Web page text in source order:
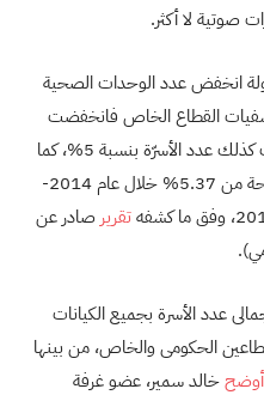
صوتية لا أكثر.
انخفض عدد الوحدات الصحية
20%، أما مستشفيات القطاع الخاص فانخفضت
بنسبة 29% خلال عام واحد، انخفضت كذلك عدد الأسرّة بنسبة 5%، كما
انخفضت نسبة الإنفاق على قطاع الصحة من 5.37% خلال عام 2014-
تقرير صادر عن
عدد الأسرة بجميع الكيانات
ألف سرير للقطاعين الحكومى والخاص، من بينها
أوضحخالد سمير، عضو غرفة